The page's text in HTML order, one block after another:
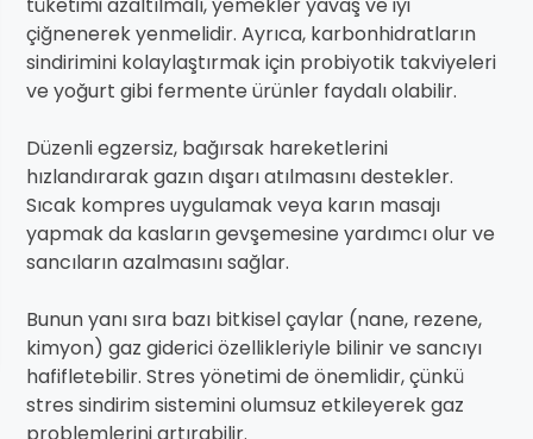
tüketimi azaltılmalı, yemekler yavaş ve iyi
çiğnenerek yenmelidir. Ayrıca, karbonhidratların
sindirimini kolaylaştırmak için probiyotik takviyeleri
ve yoğurt gibi fermente ürünler faydalı olabilir.
Düzenli egzersiz, bağırsak hareketlerini
hızlandırarak gazın dışarı atılmasını destekler.
Sıcak kompres uygulamak veya karın masajı
yapmak da kasların gevşemesine yardımcı olur ve
sancıların azalmasını sağlar.
Bunun yanı sıra bazı bitkisel çaylar (nane, rezene,
kimyon) gaz giderici özellikleriyle bilinir ve sancıyı
hafifletebilir. Stres yönetimi de önemlidir, çünkü
stres sindirim sistemini olumsuz etkileyerek gaz